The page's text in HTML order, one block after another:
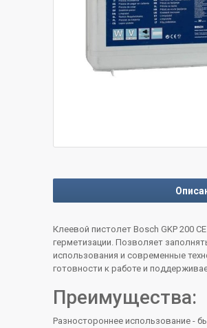
Клеевой пистолет Bosch GKP 200
герметизации. Позволяет
использования и современные
готовности к работе и
Преимущества:
Разностороннее использование -